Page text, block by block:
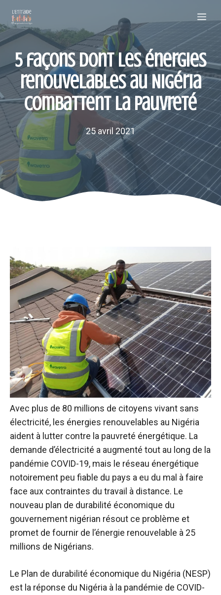
contenu
5 façons dont les énergies
renouvelables au Nigéria
combattent la pauvreté
25 avril 2021
Avec plus de 80 millions de citoyens vivant sans
électricité, les énergies renouvelables au Nigéria
aident à lutter contre la pauvreté énergétique. La
demande d’électricité a augmenté tout au long de la
pandémie COVID-19, mais le réseau énergétique
notoirement peu fiable du pays a eu du mal à faire
face aux contraintes du travail à distance. Le
nouveau plan de durabilité économique du
gouvernement nigérian résout ce problème et
promet de fournir de l’énergie renouvelable à 25
millions de Nigérians.
Le Plan de durabilité économique du Nigéria (NESP)
est la réponse du Nigéria à la pandémie de COVID-